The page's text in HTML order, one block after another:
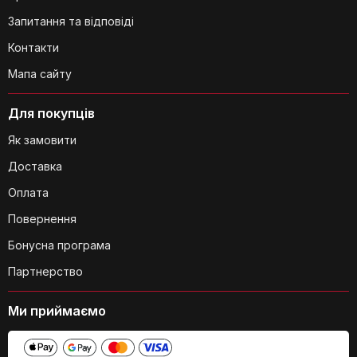
Чи легко чистити матрац?
Чи є якісь обмеження щодо
Чи є гарантія на матрац?
Для покупців
Як замовити
Доставка
Оплата
Повернення
Бонусна програма
Партнерство
Запитання та відповіді
Контакти
Мапа сайту
Ми приймаємо